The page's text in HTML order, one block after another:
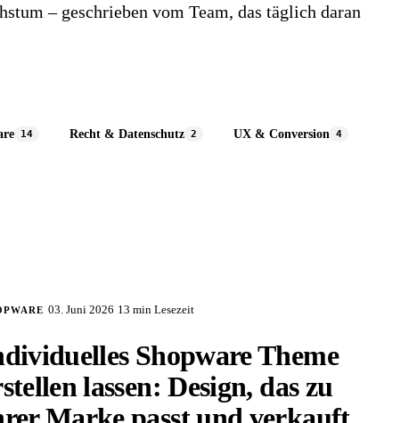
– geschrieben vom Team, das täglich daran
14 Recht & Datenschutz 2 UX & Conversion 4
03. Juni 2026 13 min Lesezeit
Shopware Theme
lassen: Design, das zu